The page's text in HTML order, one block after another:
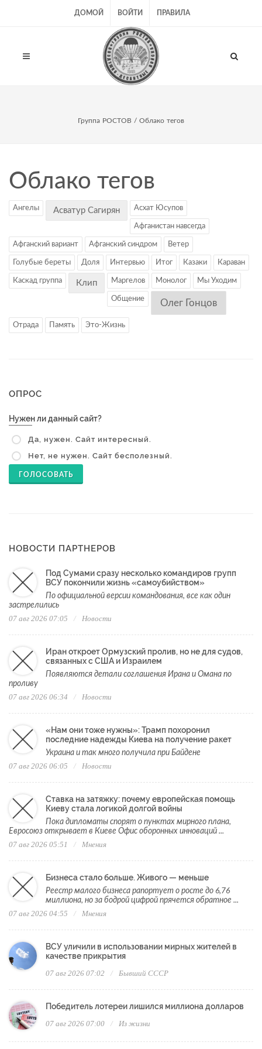
ДОМОЙ ВОЙТИ ПРАВИЛА
Группа РОСТОВ / Облако тегов
Облако тегов
Ангелы Асватур Сагирян Асхат Юсупов
Афганистан навсегда
Афганский вариант Афганский синдром Ветер
Голубые береты Доля Интервью Итог Казаки Караван
Каскад группа Клип Маргелов Монолог Мы Уходим
Общение Олег Гонцов
Отрада Память Это-Жизнь
ОПРОС
Нужен ли данный сайт?
Да, нужен. Сайт интересный.
Нет, не нужен. Сайт бесполезный.
ГОЛОСОВАТЬ
НОВОСТИ ПАРТНЕРОВ
Под Сумами сразу несколько командиров групп
ВСУ покончили жизнь «самоубийством»
По официальной версии командования, все как один
застрелились
07 авг 2026 07:05 Новости
Иран откроет Ормузский пролив, но не для судов,
связанных с США и Израилем
Появляются детали соглашения Ирана и Омана по
проливу
07 авг 2026 06:34 Новости
«Нам они тоже нужны»: Трамп похоронил
последние надежды Киева на получение ракет
Украина и так много получила при Байдене
07 авг 2026 06:05 Новости
Ставка на затяжку: почему европейская помощь
Киеву стала логикой долгой войны
Пока дипломаты спорят о пунктах мирного плана,
Евросоюз открывает в Киеве Офис оборонных инноваций ...
07 авг 2026 05:51 Мнения
Бизнеса стало больше. Живого — меньше
Реестр малого бизнеса рапортует о росте до 6,76
миллиона, но за бодрой цифрой прячется обратное ...
07 авг 2026 04:55 Мнения
ВСУ уличили в использовании мирных жителей в
качестве прикрытия
07 авг 2026 07:02 Бывший СССР
Победитель лотереи лишился миллиона долларов
07 авг 2026 07:00 Из жизни